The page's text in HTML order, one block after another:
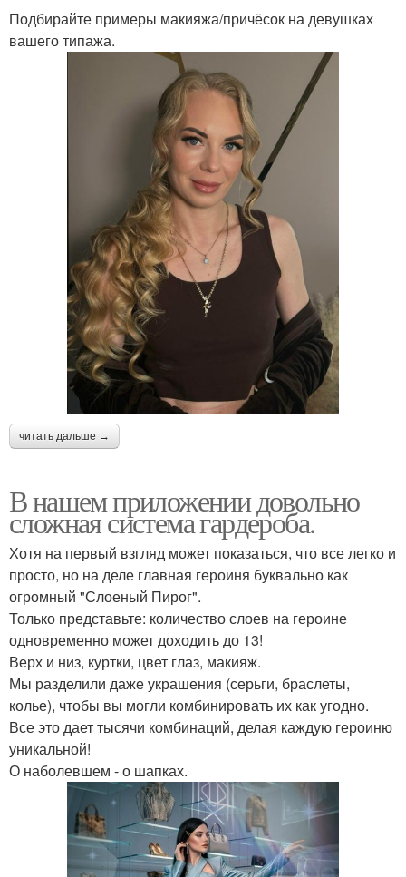
Подбирайте примеры макияжа/причёсок на девушках
вашего типажа.
читать дальше →
В нашем приложении довольно
сложная система гардероба.
Хотя на первый взгляд может показаться, что все легко и
просто, но на деле главная героиня буквально как
огромный "Слоеный Пирог".
Только представьте: количество слоев на героине
одновременно может доходить до 13!
Верх и низ, куртки, цвет глаз, макияж.
Мы разделили даже украшения (серьги, браслеты,
колье), чтобы вы могли комбинировать их как угодно.
Все это дает тысячи комбинаций, делая каждую героиню
уникальной!
О наболевшем - о шапках.